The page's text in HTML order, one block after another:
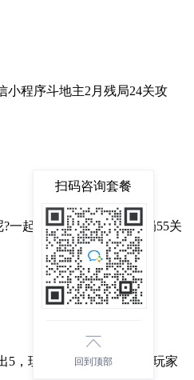
程序斗地主2月残局24关攻
起来看下小程序5月残局55关
5，玩家出A，电脑不要。玩家
扫码咨询套餐
回到顶部